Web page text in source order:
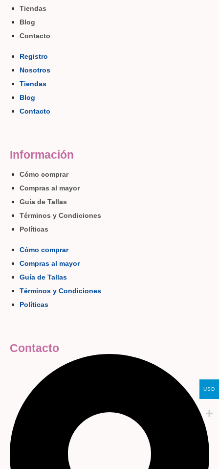
Tiendas
Blog
Contacto
Registro
Nosotros
Tiendas
Blog
Contacto
Información
Cómo comprar
Compras al mayor
Guía de Tallas
Términos y Condiciones
Políticas
Cómo comprar
Compras al mayor
Guía de Tallas
Términos y Condiciones
Políticas
Contacto
USD